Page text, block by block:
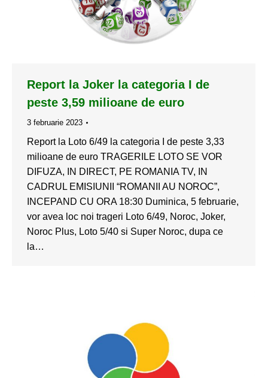
Report la Joker la categoria I de
peste 3,59 milioane de euro
3 februarie 2023
Report la Loto 6/49 la categoria I de peste 3,33
milioane de euro TRAGERILE LOTO SE VOR
DIFUZA, IN DIRECT, PE ROMANIA TV, IN
CADRUL EMISIUNII “ROMANII AU NOROC”,
INCEPAND CU ORA 18:30 Duminica, 5 februarie,
vor avea loc noi trageri Loto 6/49, Noroc, Joker,
Noroc Plus, Loto 5/40 si Super Noroc, dupa ce
la…